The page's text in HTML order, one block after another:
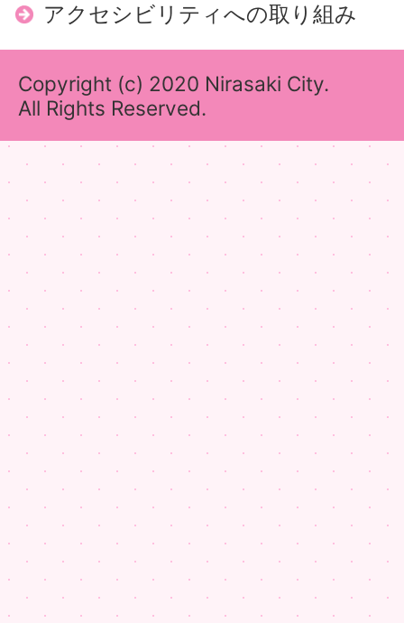
アクセシビリティへの取り組み
Copyright (c) 2020 Nirasaki City.
All Rights Reserved.